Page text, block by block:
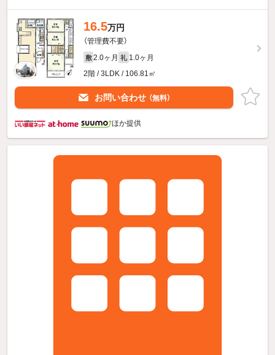
16.5万円
（管理費不要）
敷 2.0ヶ月 礼 1.0ヶ月
2階 / 3LDK / 106.81㎡
お問い合わせ （無料）
ほか提供